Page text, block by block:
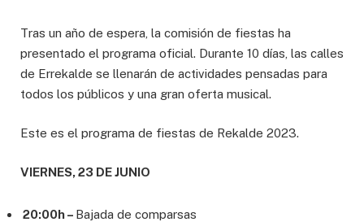
Tras un año de espera, la comisión de fiestas ha
presentado el programa oficial. Durante 10 días, las calles
de Errekalde se llenarán de actividades pensadas para
todos los públicos y una gran oferta musical.
Este es el programa de fiestas de Rekalde 2023.
VIERNES, 23 DE JUNIO
20:00h – Bajada de comparsas